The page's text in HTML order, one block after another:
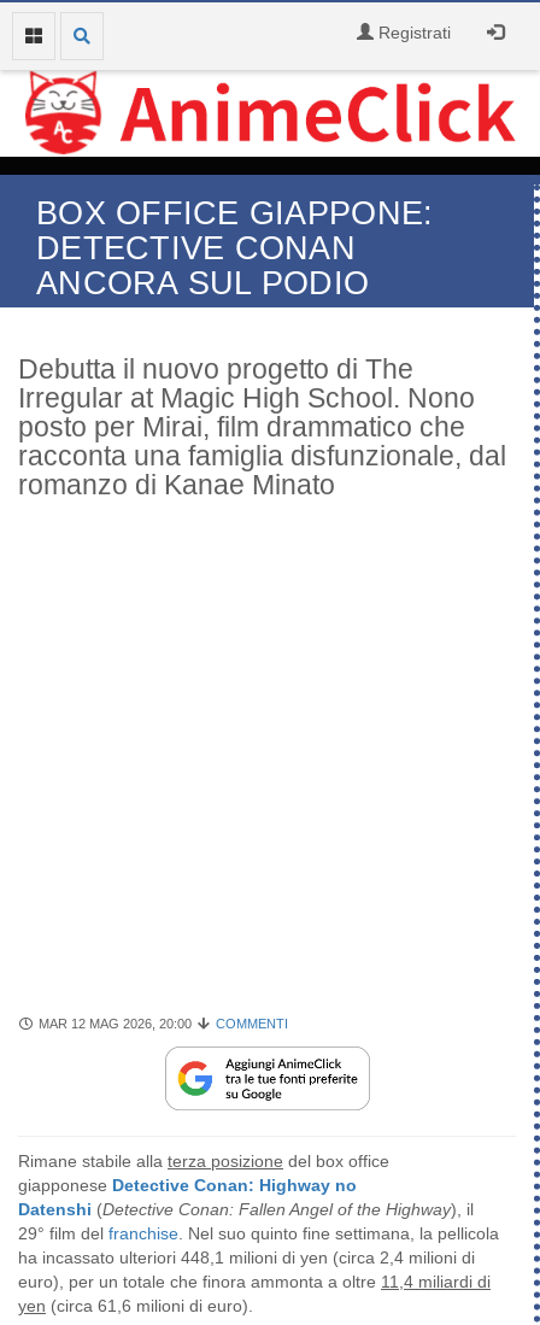
Registrati
BOX OFFICE GIAPPONE:
DETECTIVE CONAN
ANCORA SUL PODIO
Debutta il nuovo progetto di The
Irregular at Magic High School. Nono
posto per Mirai, film drammatico che
racconta una famiglia disfunzionale, dal
romanzo di Kanae Minato
MAR 12 MAG 2026, 20:00 COMMENTI
Rimane stabile alla terza posizione del box office
giapponese Detective Conan: Highway no
Datenshi (Detective Conan: Fallen Angel of the Highway), il
29° film del franchise. Nel suo quinto fine settimana, la pellicola
ha incassato ulteriori 448,1 milioni di yen (circa 2,4 milioni di
euro), per un totale che finora ammonta a oltre 11,4 miliardi di
yen (circa 61,6 milioni di euro).